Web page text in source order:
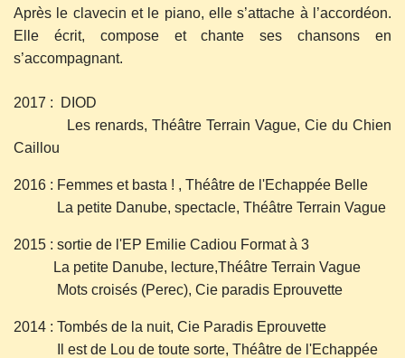
Après le clavecin et le piano, elle s’attache à l’accordéon.
Elle écrit, compose et chante ses chansons en
s’accompagnant.
2017 : DIOD
Les renards, Théâtre Terrain Vague, Cie du Chien
Caillou
2016 : Femmes et basta ! , Théâtre de l'Echappée Belle
La petite Danube, spectacle, Théâtre Terrain Vague
2015 : sortie de l'EP Emilie Cadiou Format à 3
La petite Danube, lecture,Théâtre Terrain Vague
Mots croisés (Perec), Cie paradis Eprouvette
2014 : Tombés de la nuit, Cie Paradis Eprouvette
Il est de Lou de toute sorte, Théâtre de l'Echappée